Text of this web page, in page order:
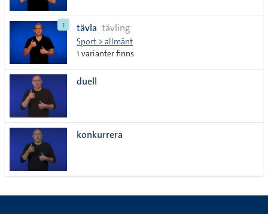
1 tävla tävling
Sport > allmänt
1 varianter finns
duell
konkurrera